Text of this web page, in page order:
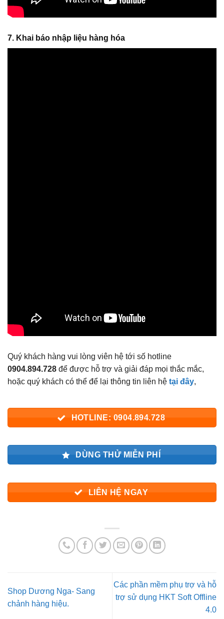
7. Khai báo nhập liệu hàng hóa
Quý khách hàng vui lòng viên hệ tới số hotline
0904.894.728 để được hỗ trợ và giải đáp mọi thắc mắc,
hoặc quý khách có thể để lại thông tin liên hệ tại đây,
HOTLINE: 0904.894.728
DÙNG THỬ MIỄN PHÍ
LIÊN HỆ NGAY
Shop Dương Nga- Sang
chảnh hàng hiệu.
Các phần mềm phụ trợ và hỗ
trợ sử dụng HKT Soft Offline
4.0